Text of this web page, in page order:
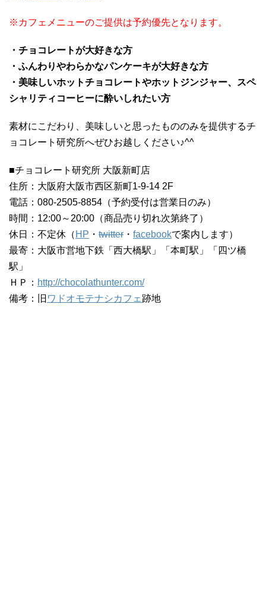
※カフェメニューのご提供は予約優先となります。
・チョコレートが大好きな方
・ふんわりやわらかなパンケーキが大好きな方
・美味しいホットチョコレートやホットジンジャー、スペ
シャリティコーヒーに酔いしれたい方
素材にこだわり、美味しいと思ったもののみを提供するチ
ョコレート研究所へぜひお越しください♪^^
■チョコレート研究所 大阪新町店
住所：大阪府大阪市西区新町1-9-14 2F
電話：080-2505-8854（予約受付は営業日のみ）
時間：12:00～20:00（商品売り切れ次第終了）
休日：不定休（ HP ・ twitter ・ facebookで案内します）
最寄：大阪市営地下鉄「西大橋駅」「本町駅」「四ツ橋
駅」
ＨＰ： http://chocolathunter.com/
備考：旧 ワドオモテナシカフェ 跡地